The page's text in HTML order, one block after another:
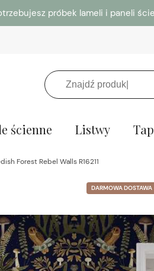
próbek lameli i paneli
ścienne Listwy
Forest Rebel Walls R16211
DARMOWA DOSTAWA